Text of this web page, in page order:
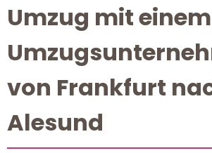
Umzug mit einem
von Frankfurt
Alesund